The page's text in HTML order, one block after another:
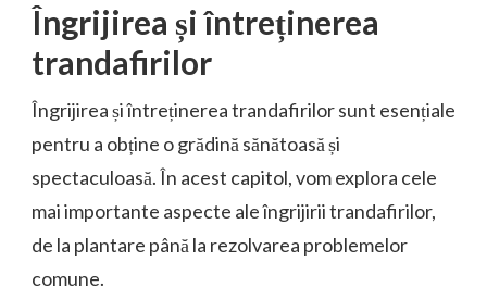
Îngrijirea și întreținerea
trandafirilor
Îngrijirea și întreținerea trandafirilor sunt esențiale
pentru a obține o grădină sănătoasă și
spectaculoasă. În acest capitol, vom explora cele
mai importante aspecte ale îngrijirii trandafirilor,
de la plantare până la rezolvarea problemelor
comune.